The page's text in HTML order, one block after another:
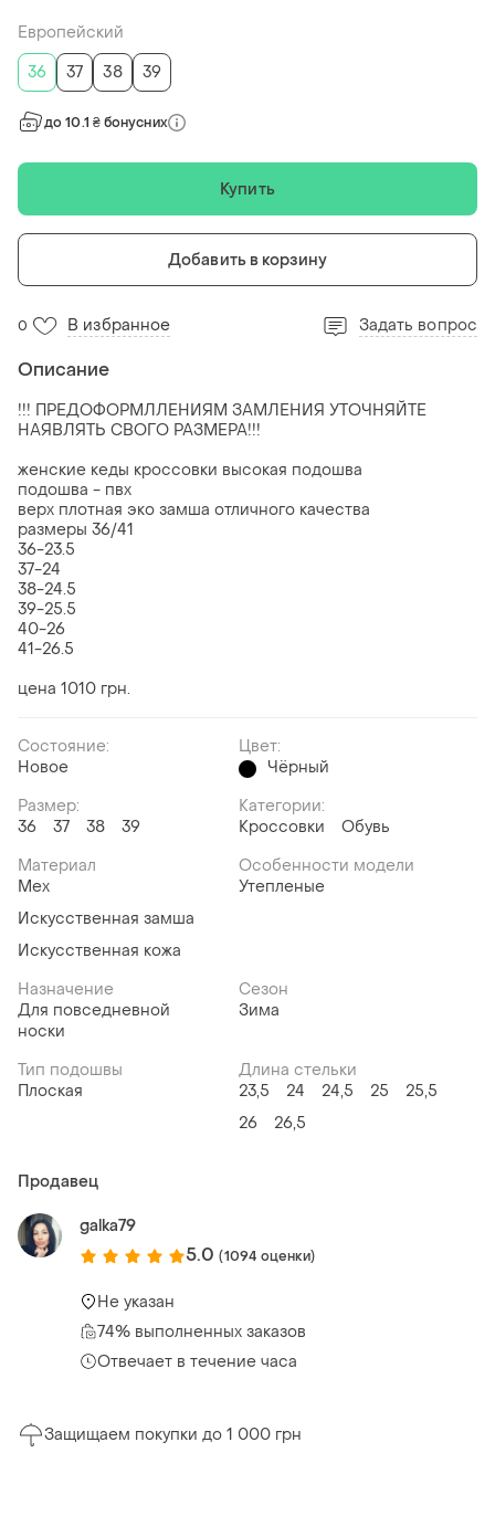
Европейский
36
37 38 39
до 10.1 ₴ бонусних
Купить
Добавить в корзину
0 В избранное Задать вопрос
Описание
!!! ПРЕДОФОРМЛЛЕНИЯМ ЗАМЛЕНИЯ УТОЧНЯЙТЕ
НАЯВЛЯТЬ СВОГО РАЗМЕРА!!!
женские кеды кроссовки высокая подошва
подошва - пвх
верх плотная эко замша отличного качества
размеры 36/41
36-23.5
37-24
38-24.5
39-25.5
40-26
41-26.5
цена 1010 грн.
Состояние:
Новое
Цвет:
Чёрный
Размер:
36
37 38 39
Категории:
Кроссовки
Обувь
Материал
Мех
Искусственная замша
Искусственная кожа
Особенности модели
Утепленые
Назначение
Для повседневной
носки
Сезон
Зима
Тип подошвы
Плоская
Длина стельки
23,5
24 24,5 25
25,5
26
26,5
Продавец
galka79
5.0 (1094 оценки)
Не указан
74% выполненных заказов
Отвечает в течение часа
Защищаем покупки до 1 000 грн